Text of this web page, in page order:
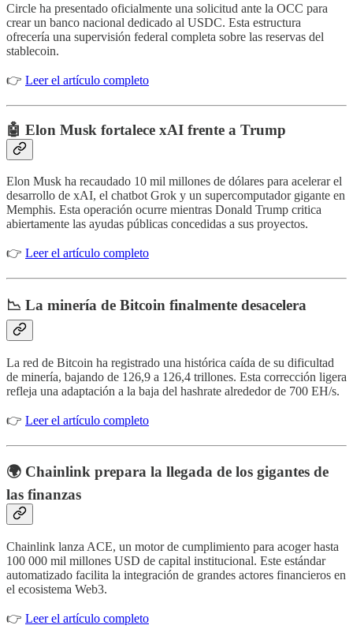
Circle ha presentado oficialmente una solicitud ante la OCC para
crear un banco nacional dedicado al USDC. Esta estructura
ofrecería una supervisión federal completa sobre las reservas del
stablecoin.
👉 Leer el artículo completo
🤖 Elon Musk fortalece xAI frente a Trump
Elon Musk ha recaudado 10 mil millones de dólares para acelerar el
desarrollo de xAI, el chatbot Grok y un supercomputador gigante en
Memphis. Esta operación ocurre mientras Donald Trump critica
abiertamente las ayudas públicas concedidas a sus proyectos.
👉 Leer el artículo completo
📉 La minería de Bitcoin finalmente desacelera
La red de Bitcoin ha registrado una histórica caída de su dificultad
de minería, bajando de 126,9 a 126,4 trillones. Esta corrección ligera
refleja una adaptación a la baja del hashrate alrededor de 700 EH/s.
👉 Leer el artículo completo
🌍 Chainlink prepara la llegada de los gigantes de
las finanzas
Chainlink lanza ACE, un motor de cumplimiento para acoger hasta
100 000 mil millones USD de capital institucional. Este estándar
automatizado facilita la integración de grandes actores financieros en
el ecosistema Web3.
👉 Leer el artículo completo